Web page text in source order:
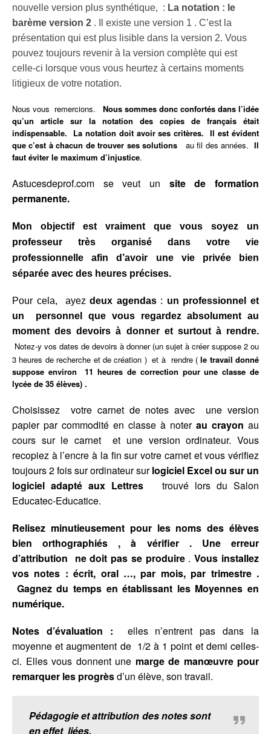
nouvelle version plus synthétique, : La notation : le
barème version 2 . Il existe une version 1 . C’est la
présentation qui est plus lisible dans la version 2. Vous
pouvez toujours revenir à la version complète qui est
celle-ci lorsque vous vous heurtez à certains moments
litigieux de votre notation.
Nous vous remercions.
Nous sommes donc confortés dans l’idée
qu’un article sur la notation des copies de français était
indispensable. La notation doit avoir ses critères. Il est évident
que c’est à chacun de trouver ses solutions
au fil des années. Il
faut éviter le maximum d’injustice.
Astucesdeprof.com se veut un site de formation
permanente.
Mon objectif est vraiment que vous soyez un
professeur très organisé dans votre vie
professionnelle afin d’avoir une vie privée bien
séparée avec des heures précises.
Pour cela, ayezdeux agendas: un professionnel et
un personnel que vous regardez absolument au
moment des devoirs à donner et surtout à rendre.
Notez-y vos dates de devoirs à donner (un sujet à créer suppose 2 ou
3 heures de recherche et de création ) et à rendre (le travail donné
suppose environ 11 heures de correction pour une classe de
lycée de 35 élèves) .
Choisissez votre carnet de notes avec une version
papier par commodité en classe à noter au crayon au
cours sur le carnet et une version ordinateur. Vous
recopiez à l’encre à la fin sur votre carnet et vous vérifiez
toujours 2 fois sur ordinateur surlogiciel Excel ou sur un
logiciel adapté aux Lettres
trouvé lors du Salon
Educatec-Educatice.
Relisez minutieusement pour les noms des élèves
bien orthographiés , à vérifier .
Une erreur
d’attribution ne doit pas se produire .Vous installez
vos notes : écrit, oral …, par mois, par trimestre .
Gagnez du temps en établissant les Moyennes en
numérique.
Notes d’évaluation :
elles n’entrent pas dans la
moyenne et augmentent de 1/2 à 1 point et demi celles-
ci. Elles vous donnent une marge de manœuvre pour
remarquer les progrèsd’un élève, son travail.
Pédagogie et attribution des notes sont
en effet liées.